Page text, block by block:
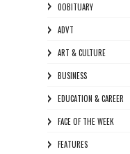
0OBITUARY
ADVT
ART & CULTURE
BUSINESS
EDUCATION & CAREER
FACE OF THE WEEK
FEATURES